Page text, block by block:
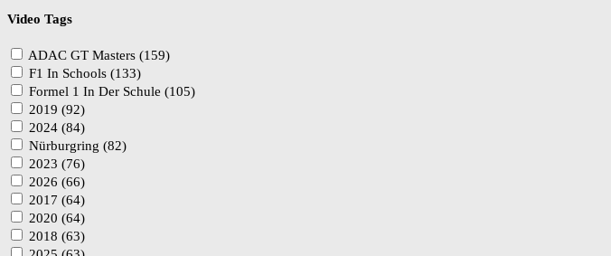
Video Tags
ADAC GT Masters (159)
F1 In Schools (133)
Formel 1 In Der Schule (105)
2019 (92)
2024 (84)
Nürburgring (82)
2023 (76)
2026 (66)
2017 (64)
2020 (64)
2018 (63)